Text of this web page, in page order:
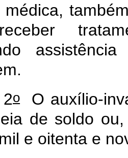
médica,
2o
O auxílio-
de soldo
e oitenta e